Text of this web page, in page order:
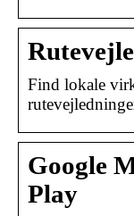
Find lokale
Google
Play